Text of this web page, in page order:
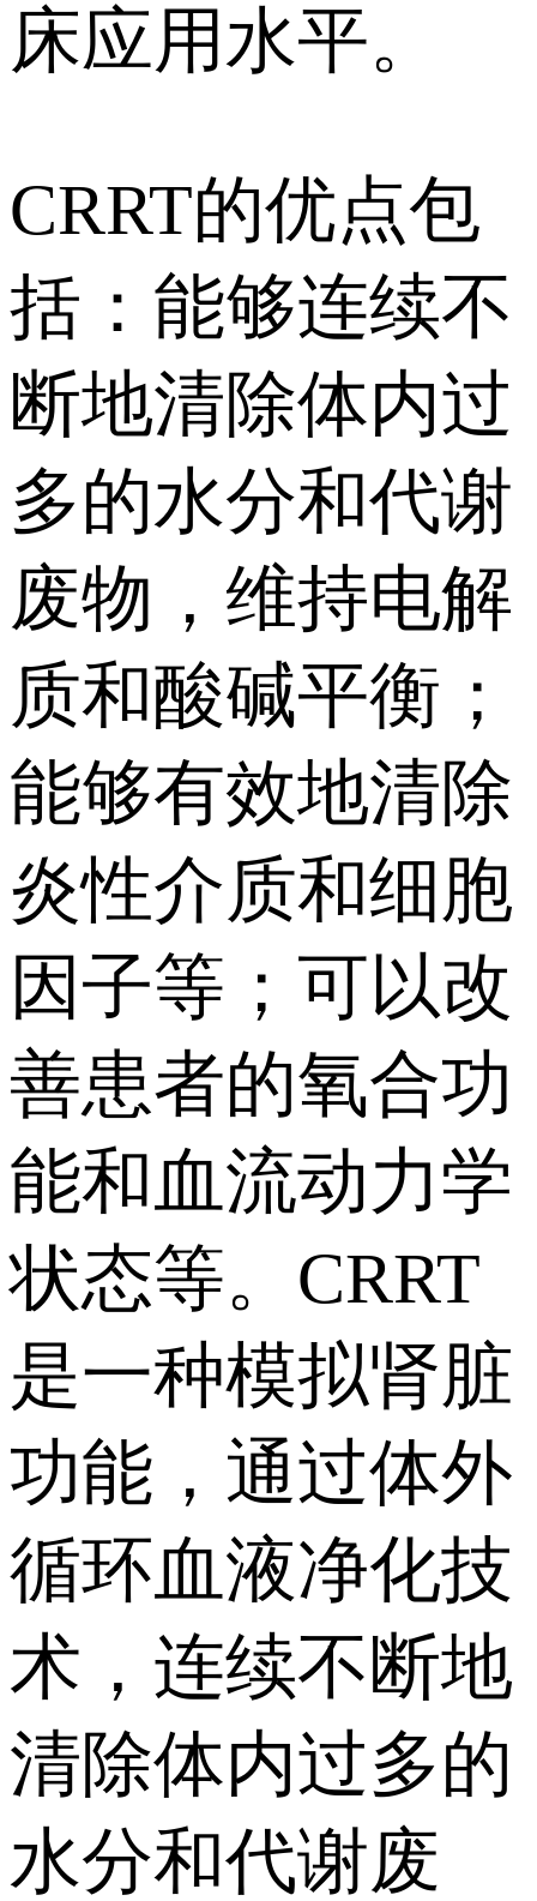
床应用水平。
CRRT的优点包
括：能够连续不
断地清除体内过
多的水分和代谢
废物，维持电解
质和酸碱平衡；
能够有效地清除
炎性介质和细胞
因子等；可以改
善患者的氧合功
能和血流动力学
状态等。CRRT
是一种模拟肾脏
功能，通过体外
循环血液净化技
术，连续不断地
清除体内过多的
水分和代谢废